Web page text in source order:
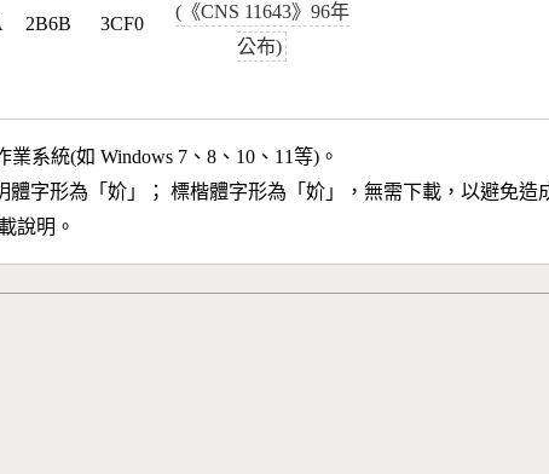
2B6B
3CF0
(《CNS 11643》96年
公布)
業系統(如 Windows 7、8、10、11等)。
體字形為「妎 」； 標楷體字形為「妎 」，無需下載，以避免造
說明。